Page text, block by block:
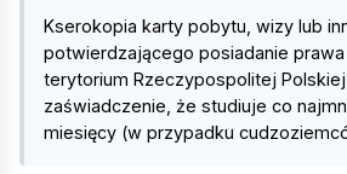
Kserokopia karty pobytu, wizy lub
potwierdzającego posiadanie
terytorium Rzeczypospolitej
zaświadczenie, że studiuje co
miesięcy (w przypadku